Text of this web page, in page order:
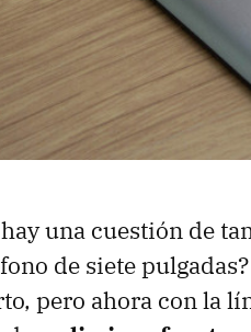
una cuestión de
de siete
pero ahora con la